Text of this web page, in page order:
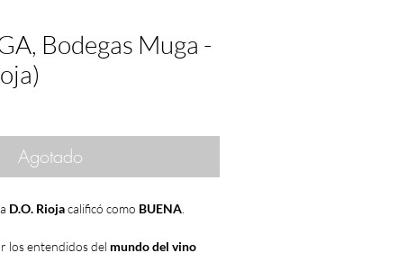
Bodegas Muga -
Agotado
D.O. Riojacalificó como BUENA
los entendidos del mundo del vino